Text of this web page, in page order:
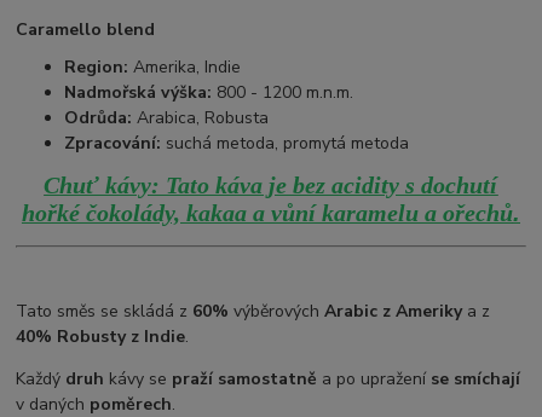
Caramello blend
Region: Amerika, Indie
Nadmořská výška: 800 - 1200 m.n.m.
Odrůda: Arabica, Robusta
Zpracování: suchá metoda, promytá metoda
Chuť kávy: Tato káva je bez acidity s dochutí
hořké čokolády, kakaa a vůní karamelu a ořechů.
Tato směs se skládá z 60% výběrovýchArabic z Amerikya z
40% Robusty z Indie.
Každý druh kávy se praží samostatně a po upražení se smíchají
v daných poměrech.